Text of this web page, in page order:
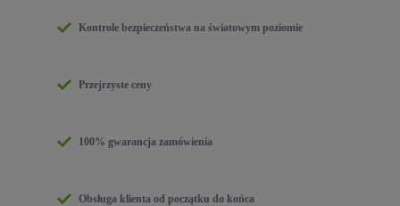
Kontrole bezpieczeństwa na światowym poziomie
Przejrzyste ceny
100% gwarancja zamówienia
Obsługa klienta od początku do końca